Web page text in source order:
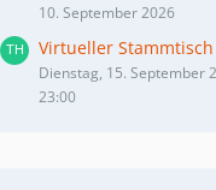
10. September 2026
Virtueller
Dienstag, 15. September
23:00